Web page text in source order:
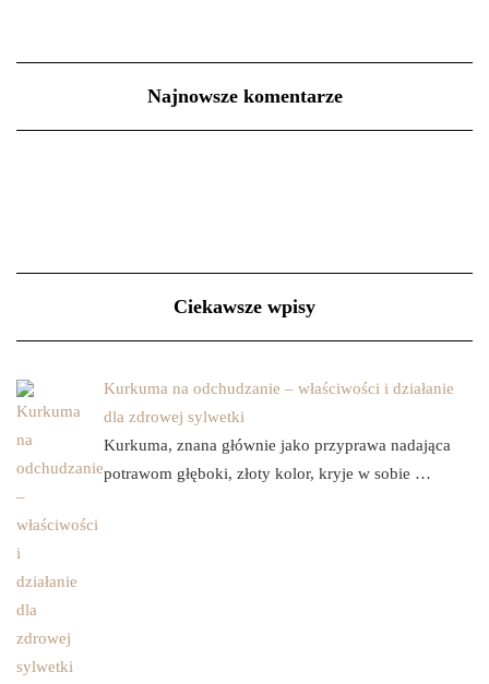
Najnowsze komentarze
Ciekawsze wpisy
Kurkuma na odchudzanie – właściwości i działanie
dla zdrowej sylwetki
Kurkuma, znana głównie jako przyprawa nadająca
potrawom głęboki, złoty kolor, kryje w sobie …